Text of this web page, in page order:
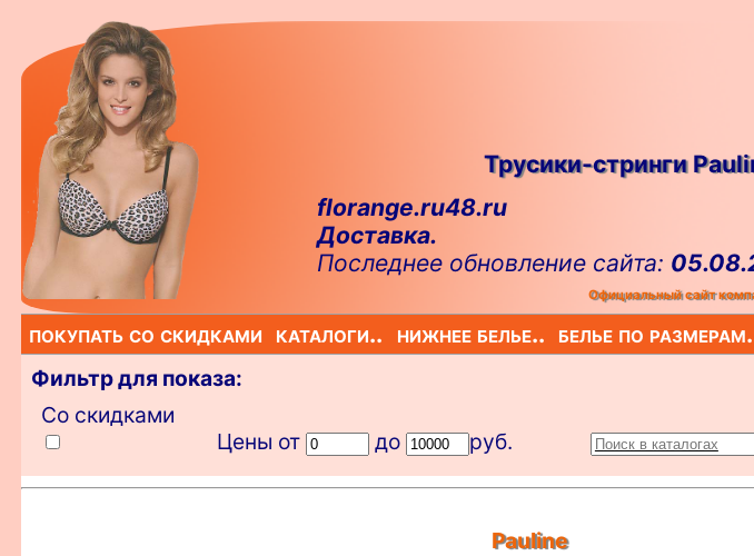
Трусики-стринги
florange.ru48.ru
Доставка.
Последнее обновление сайта:
Официальный сайт
покупать со скидками каталоги.. нижнее белье.. белье по
Фильтр для показа:
Со скидками
Цены от
до руб.
Pauline